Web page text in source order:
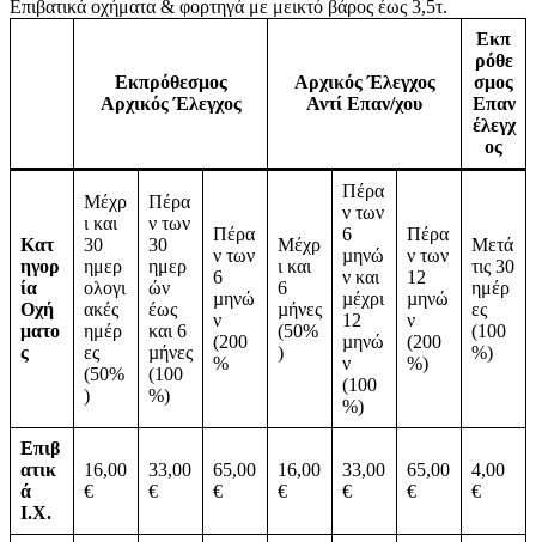
Επιβατικά οχήματα & φορτηγά με μεικτό βάρος έως 3,5τ.
Εκπρόθεσμος
Αρχικός Έλεγχος
Αρχικός Έλεγχος
Αντί Επαν/χου
Εκπ
ρόθε
σμος
Επαν
έλεγχ
ος
Κατ
ηγορ
ία
Οχή
ματο
ς
Μέχρ
ι και
30
ημερ
ολογι
ακές
ημέρ
ες
(50%
)
Πέρα
ν των
30
ημερ
ών
έως
και 6
µήνες
(100
%)
Πέρα
ν των
6
µηνώ
ν
(200
%
Μέχρ
ι και
6
µήνες
(50%
)
Πέρα
ν των
6
µηνώ
ν και
µέχρι
12
µηνώ
ν
(100
%)
Πέρα
ν των
12
µηνώ
ν
(200
%)
Μετά
τις 30
ημέρ
ες
(100
%)
Επιβ
ατικ
ά
Ι.Χ.
16,00
€
33,00
€
65,00
€
16,00
€
33,00
€
65,00
€
4,00
€